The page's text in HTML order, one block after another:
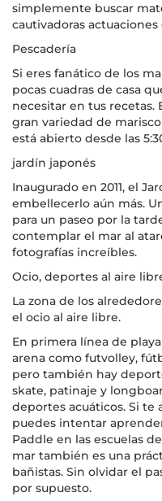
simplemente buscar
cautivadoras
Pescadería
Si eres fanático de los
pocas cuadras de casa
necesitar en tus recetas.
gran variedad de
está abierto desde las
jardín japonés
Inaugurado en 2011, el
embellecerlo aún más.
para un paseo por la
contemplar el mar al
fotografías increíbles.
Ocio, deportes al aire
La zona de los
el ocio al aire libre.
En primera línea de
arena como futvolley,
pero también hay
skate, patinaje y
deportes acuáticos. Si te
puedes intentar
Paddle en las escuelas
mar también es una
bañistas. Sin olvidar el
por supuesto.